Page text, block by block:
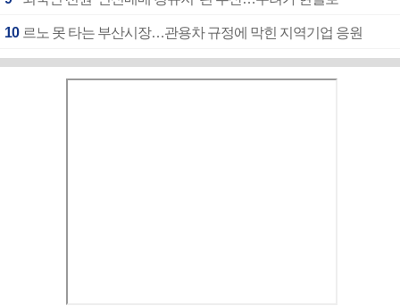
10 르노 못 타는 부산시장…관용차 규정에 막힌 지역기업 응원